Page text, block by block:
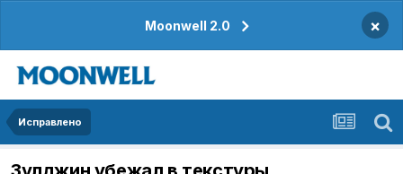
Moonwell 2.0 ×
Исправлено